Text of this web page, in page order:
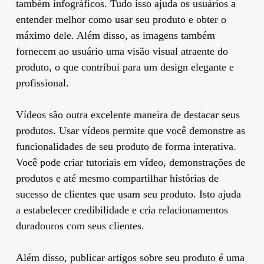
também infográficos. Tudo isso ajuda os usuários a
entender melhor como usar seu produto e obter o
máximo dele. Além disso, as imagens também
fornecem ao usuário uma visão visual atraente do
produto, o que contribui para um design elegante e
profissional.
Vídeos são outra excelente maneira de destacar seus
produtos. Usar vídeos permite que você demonstre as
funcionalidades de seu produto de forma interativa.
Você pode criar tutoriais em vídeo, demonstrações de
produtos e até mesmo compartilhar histórias de
sucesso de clientes que usam seu produto. Isto ajuda
a estabelecer credibilidade e cria relacionamentos
duradouros com seus clientes.
Além disso, publicar artigos sobre seu produto é uma